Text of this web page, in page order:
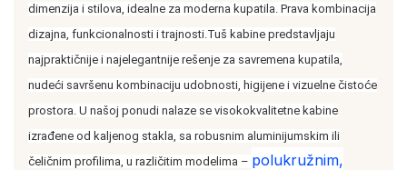
dimenzija i stilova, idealne za moderna kupatila. Prava kombinacija
dizajna, funkcionalnosti i trajnosti.Tuš kabine predstavljaju
najpraktičnije i najelegantnije rešenje za savremena kupatila,
nudeći savršenu kombinaciju udobnosti, higijene i vizuelne čistoće
prostora. U našoj ponudi nalaze se visokokvalitetne kabine
izrađene od kaljenog stakla, sa robusnim aluminijumskim ili
čeličnim profilima, u različitim modelima – polukružnim,